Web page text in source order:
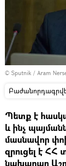
© Sputnik / Aram
Պետք է
և ինչ
մասնավոր
զրուցել է
նախարար